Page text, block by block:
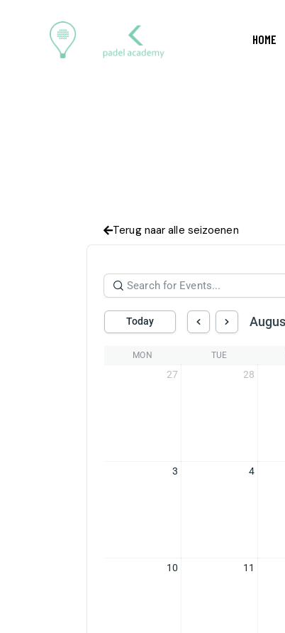
HOME
Terug naar alle seizoenen
Today
MON TUE
27 28
3 4
10 11